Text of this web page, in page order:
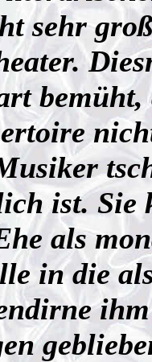
sehr
bemüht,
ist.
als
in die